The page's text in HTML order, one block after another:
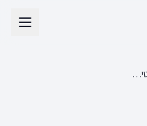
עגלה נטושה: 8 דרכים להפחית נטישה ולהגדיל מכירות